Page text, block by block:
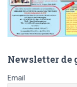
Newsletter de
Email